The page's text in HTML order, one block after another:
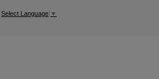
Select Language ▼